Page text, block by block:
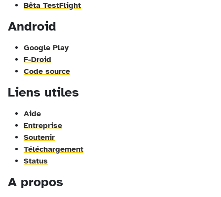
Bêta TestFlight
Android
Google Play
F-Droid
Code source
Liens utiles
Aide
Entreprise
Soutenir
Téléchargement
Status
A propos